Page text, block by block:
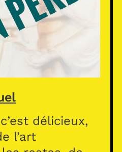
délicieux,
l’art